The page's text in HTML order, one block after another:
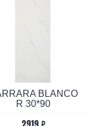
BLANCO
R 30*90